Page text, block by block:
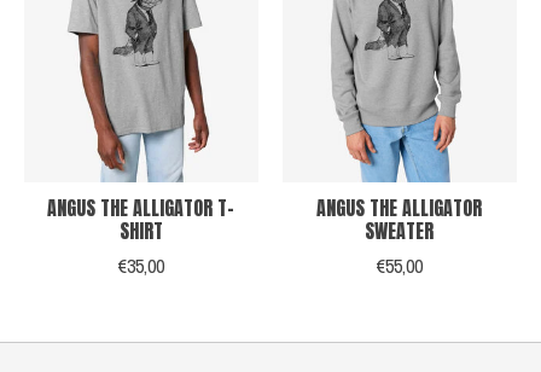
ANGUS THE ALLIGATOR T-
SHIRT
€35,00
ANGUS THE ALLIGATOR
SWEATER
€55,00